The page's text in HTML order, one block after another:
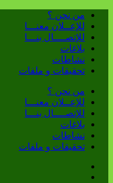
من نحن ؟
للإعــلان معنـــا
للإتصــــال بنـــا
بلاغات
نشاطات
تحقيقات و ملفات
من نحن ؟
للإعــلان معنـــا
للإتصــــال بنـــا
بلاغات
نشاطات
تحقيقات و ملفات